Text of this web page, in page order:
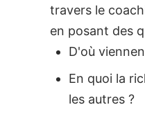
travers le
en posant des
D'où
En quoi la
les autres ?